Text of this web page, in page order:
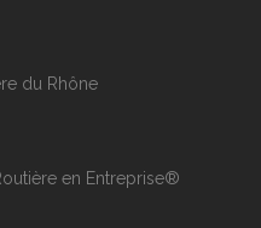
du Rhône
en Entreprise®